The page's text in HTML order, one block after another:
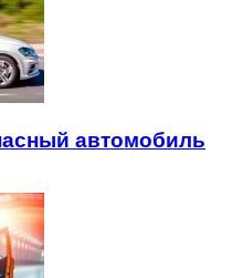
автомобиль